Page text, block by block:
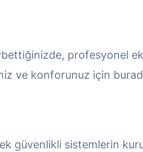
profesyonel
ve konforunuz için
güvenlikli sistemlerin